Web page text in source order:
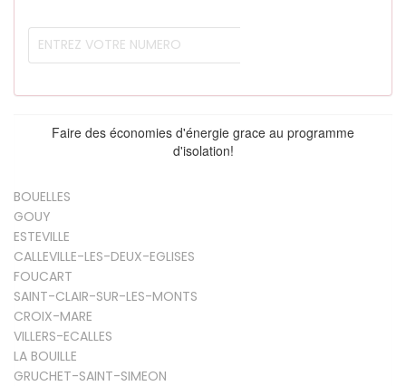
Faire des économies d'énergie grace au programme
d'isolation!
BOUELLES
GOUY
ESTEVILLE
CALLEVILLE-LES-DEUX-EGLISES
FOUCART
SAINT-CLAIR-SUR-LES-MONTS
CROIX-MARE
VILLERS-ECALLES
LA BOUILLE
GRUCHET-SAINT-SIMEON